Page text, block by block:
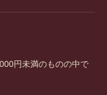
円未満のものの中で